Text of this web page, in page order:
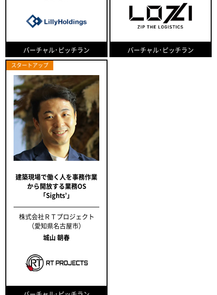
バーチャル･ピッチラン バーチャル･ピッチラン
スタートアップ
建築現場で働く人を事務作業
から開放する業務OS
「Sights’」
株式会社ＲＴプロジェクト
（愛知県名古屋市）
城山 朝春